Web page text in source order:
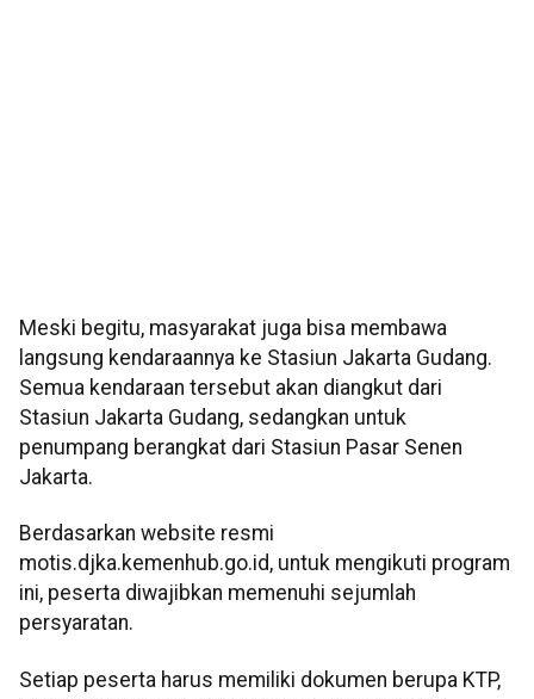
Meski begitu, masyarakat juga bisa membawa
langsung kendaraannya ke Stasiun Jakarta Gudang.
Semua kendaraan tersebut akan diangkut dari
Stasiun Jakarta Gudang, sedangkan untuk
penumpang berangkat dari Stasiun Pasar Senen
Jakarta.
Berdasarkan website resmi
motis.djka.kemenhub.go.id, untuk mengikuti program
ini, peserta diwajibkan memenuhi sejumlah
persyaratan.
Setiap peserta harus memiliki dokumen berupa KTP,